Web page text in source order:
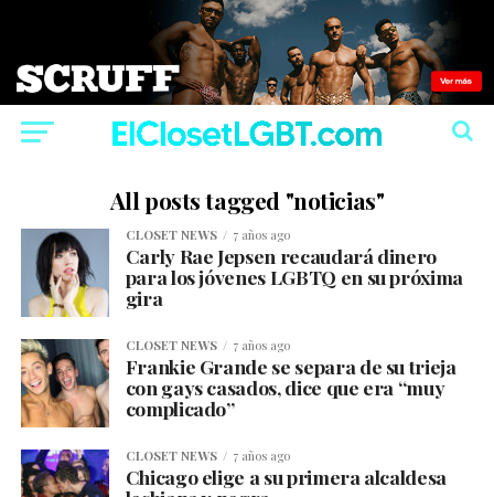
All posts tagged "noticias"
CLOSET NEWS 7 años ago
Carly Rae Jepsen recaudará dinero
para los jóvenes LGBTQ en su próxima
gira
CLOSET NEWS 7 años ago
Frankie Grande se separa de su trieja
con gays casados, dice que era “muy
complicado”
CLOSET NEWS 7 años ago
Chicago elige a su primera alcaldesa